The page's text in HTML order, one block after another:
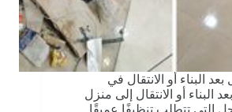
البناء أو الانتقال في
البناء أو الانتقال إلى منزل
التي تتطلب تنظيفًا عميقًا